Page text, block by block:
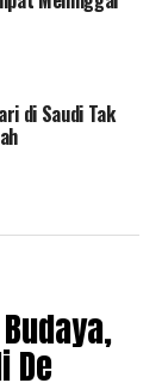
di Saudi Tak
De